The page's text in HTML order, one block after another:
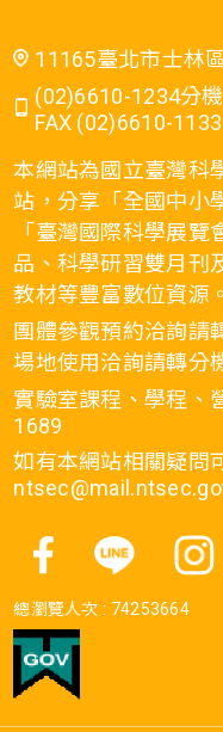
11165臺北市士林
(02)6610-1234分
FAX (02)6610-1133
本網站為國立臺灣科
站，分享「全國中小
「臺灣國際科學展覽
品、科學研習雙月刊
教材等豐富數位資源。
團體參觀預約洽詢請
場地使用洽詢請轉分
實驗室課程、學程、
1689
如有本網站相關疑問
總瀏覽人次 : 74253664